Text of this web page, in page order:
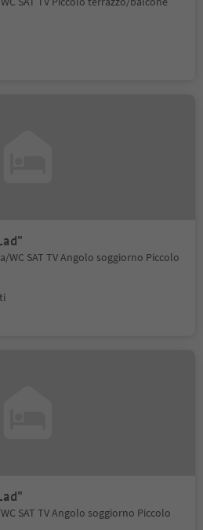
WC SAT TV Angolo soggiorno Piccolo
SAT TV Angolo soggiorno Piccolo